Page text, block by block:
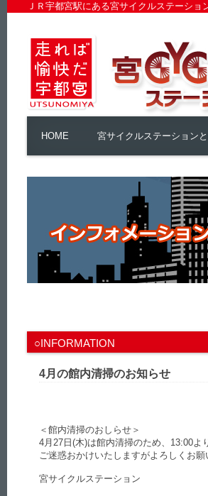
ＪＲ宇都宮駅にある宮サイクルステーシ
HOME 宮サイクルステーション
○INFORMATION
4月の館内清掃のお知らせ
＜館内清掃のおしらせ＞
4月27日(木)は館内清掃のため、13:00よ
ご迷惑おかけいたしますがよろしくお願
宮サイクルステーション